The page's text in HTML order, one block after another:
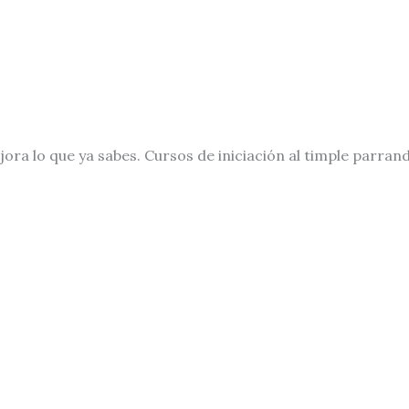
lo que ya sabes. Cursos de iniciación al timple